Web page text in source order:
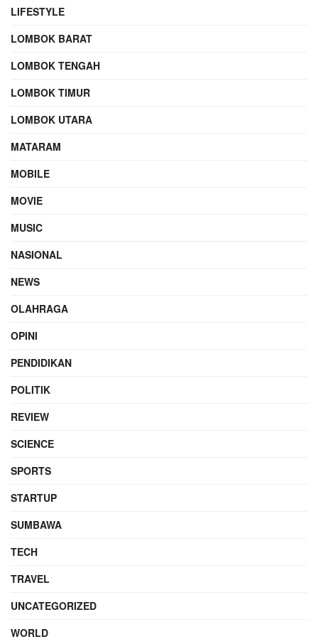
LIFESTYLE
LOMBOK BARAT
LOMBOK TENGAH
LOMBOK TIMUR
LOMBOK UTARA
MATARAM
MOBILE
MOVIE
MUSIC
NASIONAL
NEWS
OLAHRAGA
OPINI
PENDIDIKAN
POLITIK
REVIEW
SCIENCE
SPORTS
STARTUP
SUMBAWA
TECH
TRAVEL
UNCATEGORIZED
WORLD